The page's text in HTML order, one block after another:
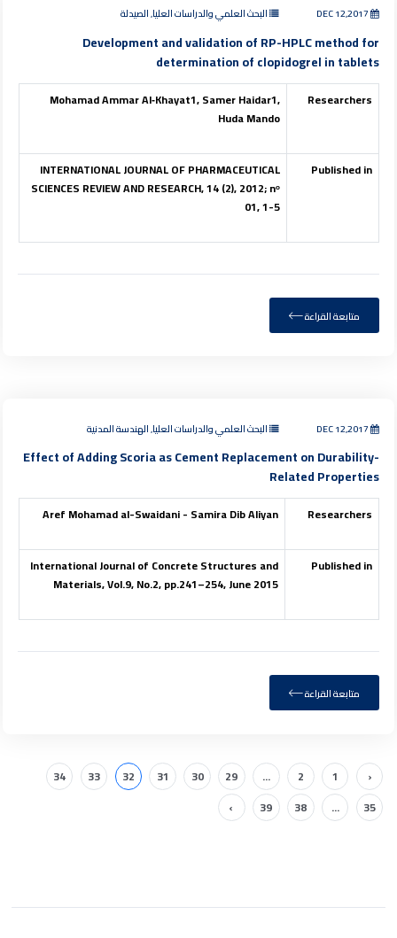
البحث العلمي والدراسات العليا, الصيدلة
Development and validation of RP-HPLC method for
determination of clopidogrel in tablets
Researchers
Mohamad Ammar Al‐Khayat1, Samer Haidar1,
Huda Mando
Published in
INTERNATIONAL JOURNAL OF PHARMACEUTICAL
SCIENCES REVIEW AND RESEARCH, 14 (2), 2012;nᵒ
01, 1-5
متابعة القراءة
البحث العلمي والدراسات العليا, الهندسة المدنية
Effect of Adding Scoria as Cement Replacement on Durability-
Related Properties
Researchers
Aref Mohamad al-Swaidani - Samira Dib Aliyan
Published in
International Journal of Concrete Structures and
Materials, Vol.9, No.2, pp.241–254, June 2015
متابعة القراءة
‹
1
2
...
29
30
31
32
33
34
35
...
38
39
›